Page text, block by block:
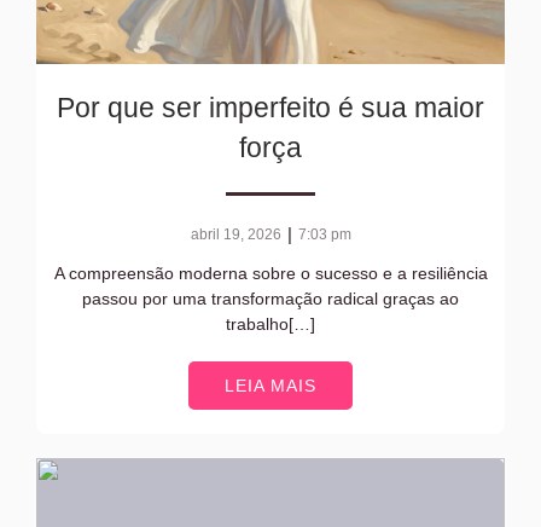
Por que ser imperfeito é sua maior
força
abril 19, 2026 | 7:03 pm
A compreensão moderna sobre o sucesso e a resiliência
passou por uma transformação radical graças ao
trabalho[…]
LEIA MAIS